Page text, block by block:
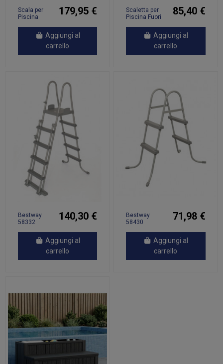
Scala per
Piscina
cm Acciaio
Inox 304
179,95 €
Aggiungi al
carrello
Scaletta per
Piscina Fuori
Acciaio e
Plastica
85,40 €
Aggiungi al
carrello
Bestway
58332
per piscina
140,30 €
Aggiungi al
carrello
Bestway
58430
piscina Scala
71,98 €
Aggiungi al
carrello